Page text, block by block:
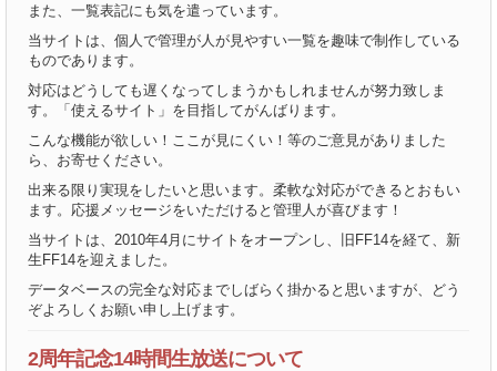
また、一覧表記にも気を遣っています。
当サイトは、個人で管理が人が見やすい一覧を趣味で制作している
ものであります。
対応はどうしても遅くなってしまうかもしれませんが努力致しま
す。「使えるサイト」を目指してがんばります。
こんな機能が欲しい！ここが見にくい！等のご意見がありました
ら、お寄せください。
出来る限り実現をしたいと思います。柔軟な対応ができるとおもい
ます。応援メッセージをいただけると管理人が喜びます！
当サイトは、2010年4月にサイトをオープンし、旧FF14を経て、新
生FF14を迎えました。
データベースの完全な対応までしばらく掛かると思いますが、どう
ぞよろしくお願い申し上げます。
2周年記念14時間生放送について